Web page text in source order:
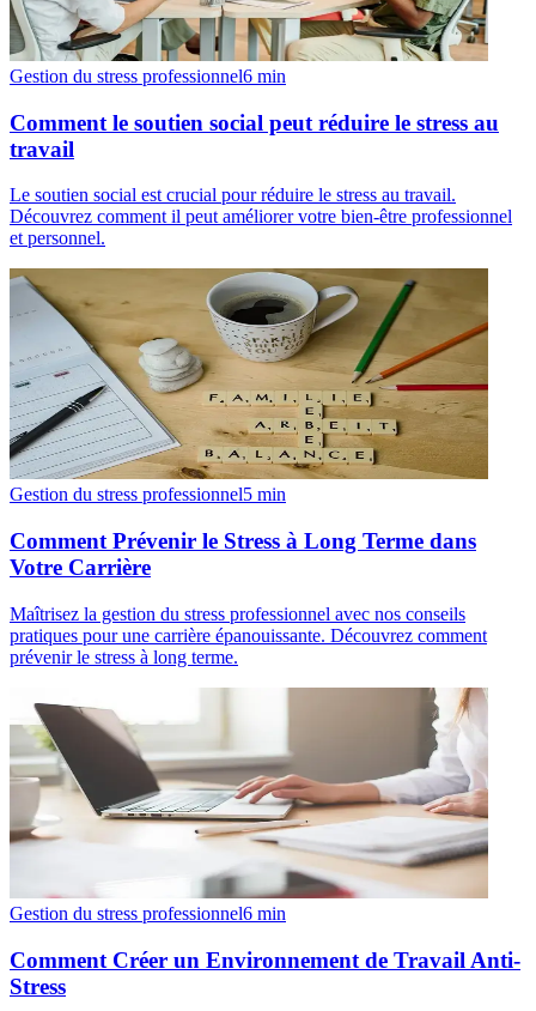
Gestion du stress professionnel6 min
Comment le soutien social peut réduire le stress au
travail
Le soutien social est crucial pour réduire le stress au travail.
Découvrez comment il peut améliorer votre bien-être professionnel
et personnel.
Gestion du stress professionnel5 min
Comment Prévenir le Stress à Long Terme dans
Votre Carrière
Maîtrisez la gestion du stress professionnel avec nos conseils
pratiques pour une carrière épanouissante. Découvrez comment
prévenir le stress à long terme.
Gestion du stress professionnel6 min
Comment Créer un Environnement de Travail Anti-
Stress